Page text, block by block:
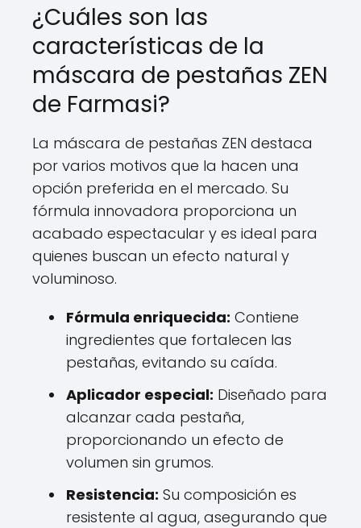
¿Cuáles son las
características de la
máscara de pestañas ZEN
de Farmasi?
La máscara de pestañas ZEN destaca
por varios motivos que la hacen una
opción preferida en el mercado. Su
fórmula innovadora proporciona un
acabado espectacular y es ideal para
quienes buscan un efecto natural y
voluminoso.
Fórmula enriquecida: Contiene
ingredientes que fortalecen las
pestañas, evitando su caída.
Aplicador especial: Diseñado para
alcanzar cada pestaña,
proporcionando un efecto de
volumen sin grumos.
Resistencia: Su composición es
resistente al agua, asegurando que